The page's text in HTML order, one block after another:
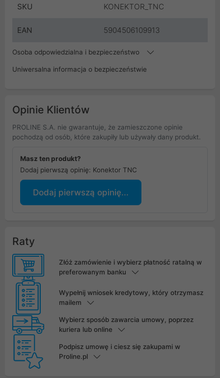
SKU KONEKTOR_TNC
EAN 5904506109913
Osoba odpowiedzialna i bezpieczeństwo
Uniwersalna informacja o bezpieczeństwie
Opinie Klientów
PROLINE S.A. nie gwarantuje, że zamieszczone opinie
pochodzą od osób, które zakupiły lub używały dany produkt.
Masz ten produkt?
Dodaj pierwszą opinię: Konektor TNC
Dodaj pierwszą opinię...
Raty
Złóż zamówienie i wybierz płatność ratalną w
preferowanym banku
Wypełnij wniosek kredytowy, który otrzymasz
mailem
Wybierz sposób zawarcia umowy, poprzez
kuriera lub online
Podpisz umowę i ciesz się zakupami w
Proline.pl